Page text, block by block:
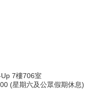
7樓706室
(星期六及公眾假期休息)